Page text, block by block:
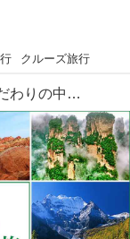
クルーズ旅行
～ひと味違うこだわりの中国の旅へ～ 「中国五千年俱楽部」のツアーのご紹介♪